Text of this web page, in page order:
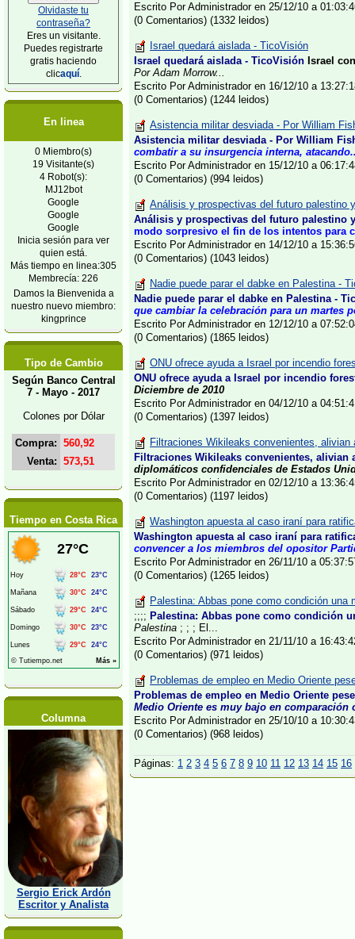
Olvidaste tu
contraseña?
Eres un visitante.
Puedes registrarte
gratis haciendo
clicaquí.
En linea
0 Miembro(s)
19 Visitante(s)
4 Robot(s):
MJ12bot
Google
Google
Google
Inicia sesión para ver
quien está.
Más tiempo en linea:305
Membrecía: 226
Damos la Bienvenida a
nuestro nuevo miembro:
kingprince
Tipo de Cambio
Según Banco Central
7 - Mayo - 2017
Colones por Dólar
Compra: 560,92
Venta: 573,51
Tiempo en Costa Rica
Columna
Sergio Erick Ardón
Escritor y Analista
Escrito Por Administrador en 25/12/10 a
(0 Comentarios) (1332 leidos)
Israel quedará aislada - TicoVisión
Israel quedará aislada - TicoVisión Israel
Por Adam Morrow...
Escrito Por Administrador en 16/12/10 a
(0 Comentarios) (1244 leidos)
Asistencia militar desviada - Por William
Asistencia militar desviada - Por William
combatir a su insurgencia interna,
Escrito Por Administrador en 15/12/10 a
(0 Comentarios) (994 leidos)
Análisis y prospectivas del futuro palestino
Análisis y prospectivas del futuro palestino
modo sorpresivo el fin de los intentos para
Escrito Por Administrador en 14/12/10 a
(0 Comentarios) (1043 leidos)
Nadie puede parar el dabke en Palestina -
Nadie puede parar el dabke en Palestina -
que cambiar la celebración para un martes
Escrito Por Administrador en 12/12/10 a
(0 Comentarios) (1865 leidos)
ONU ofrece ayuda a Israel por incendio
ONU ofrece ayuda a Israel por incendio
Diciembre de 2010
Escrito Por Administrador en 04/12/10 a
(0 Comentarios) (1397 leidos)
Filtraciones Wikileaks convenientes, alivian
Filtraciones Wikileaks convenientes, alivian
diplomáticos confidenciales de Estados
Escrito Por Administrador en 02/12/10 a
(0 Comentarios) (1197 leidos)
Washington apuesta al caso iraní para
Washington apuesta al caso iraní para
convencer a los miembros del opositor
Escrito Por Administrador en 26/11/10 a
(0 Comentarios) (1265 leidos)
Palestina: Abbas pone como condición una
;;;; Palestina: Abbas pone como condición
Palestina ; ; ; El...
Escrito Por Administrador en 21/11/10 a
(0 Comentarios) (971 leidos)
Problemas de empleo en Medio Oriente
Problemas de empleo en Medio Oriente
Medio Oriente es muy bajo en comparación
Escrito Por Administrador en 25/10/10 a
(0 Comentarios) (968 leidos)
Páginas: 1 2 3 4 5 6 7 8 9 10 11 12 13 14 15 16